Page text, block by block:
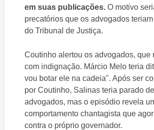
em suas publicações. O motivo
precatórios que os advogados
do Tribunal de Justiça.
Coutinho alertou os advogados, que
com indignação. Márcio Melo teria
vou botar ele na cadeia". Após ser
por Coutinho, Salinas teria parado
advogados, mas o episódio revela
comportamento chantagista que
contra o próprio governador.